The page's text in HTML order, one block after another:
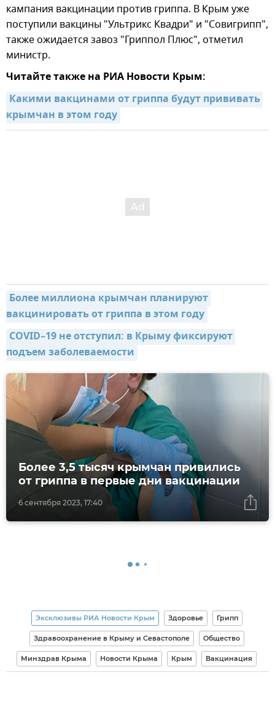
кампания вакцинации против гриппа. В Крым уже
поступили вакцины "Ультрикс Квадри" и "Совигрипп",
также ожидается завоз "Гриппол Плюс", отметил
министр.
Читайте также на РИА Новости Крым:
Какими вакцинами от гриппа будут прививать
крымчан в этом году
Более миллиона крымчан планируют
вакцинировать от гриппа в этом году
COVID–19 не отступил: в Крыму фиксируют
подъем заболеваемости
6 сентября 2023, 17:40
Более 3,5 тысяч крымчан привились
от гриппа в первые дни вакцинации
Эксклюзивы РИА Новости Крым Здоровье Грипп
Здравоохранение в Крыму и Севастополе Общество
Минздрав Крыма Новости Крыма Крым Вакцинация